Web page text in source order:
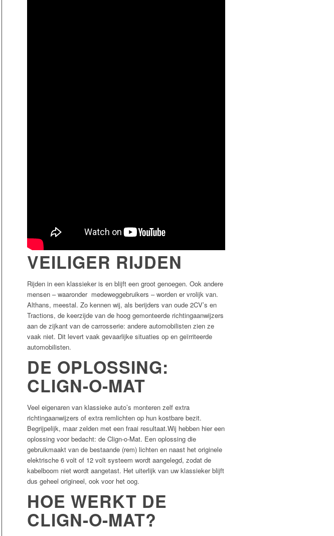
VEILIGER RIJDEN
Rijden in een klassieker is en blijft een groot genoegen. Ook andere
mensen – waaronder medeweggebruikers – worden er vrolijk van.
Althans, meestal. Zo kennen wij, als berijders van oude 2CV’s en
Tractions, de keerzijde van de hoog gemonteerde richtingaanwijzers
aan de zijkant van de carrosserie: andere automobilisten zien ze
vaak niet. Dit levert vaak gevaarlijke situaties op en geïrriteerde
automobilisten.
DE OPLOSSING:
CLIGN-O-MAT
Veel eigenaren van klassieke auto’s monteren zelf extra
richtingaanwijzers of extra remlichten op hun kostbare bezit.
Begrijpelijk, maar zelden met een fraai resultaat.Wij hebben hier een
oplossing voor bedacht: de Clign-o-Mat. Een oplossing die
gebruikmaakt van de bestaande (rem) lichten en naast het originele
elektrische 6 volt of 12 volt systeem wordt aangelegd, zodat de
kabelboom niet wordt aangetast. Het uiterlijk van uw klassieker blijft
dus geheel origineel, ook voor het oog.
HOE WERKT DE
CLIGN-O-MAT?